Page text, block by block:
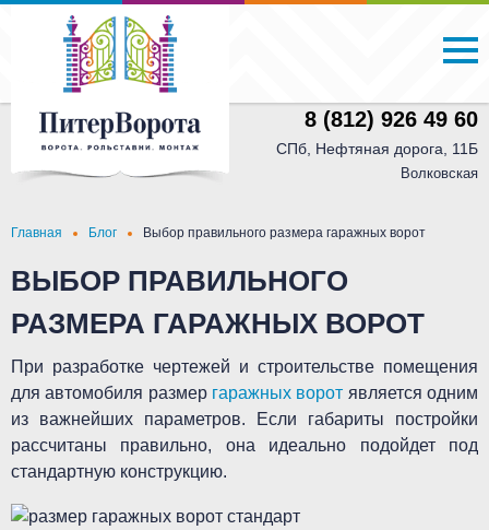
8 (812) 926 49 60
СПб, Нефтяная дорога, 11Б
Волковская
Главная Блог Выбор правильного размера гаражных ворот
ВЫБОР ПРАВИЛЬНОГО
РАЗМЕРА ГАРАЖНЫХ ВОРОТ
При разработке чертежей и строительстве помещения
для автомобиля размер гаражных ворот является одним
из важнейших параметров. Если габариты постройки
рассчитаны правильно, она идеально подойдет под
стандартную конструкцию.